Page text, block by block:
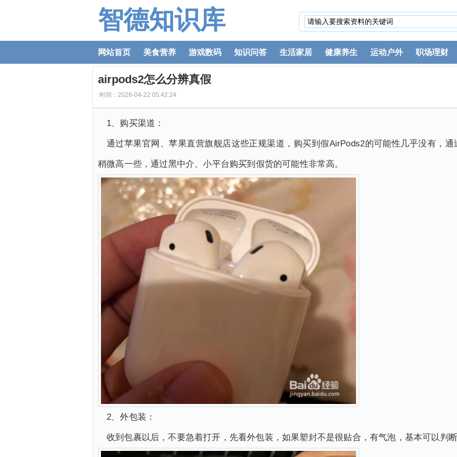
智德知识库
网站首页 美食营养 游戏数码 知识问答 生活家居 健康养生 运动户外 职场理财
airpods2怎么分辨真假
时间：2026-04-22 05:42:24
1、购买渠道：
通过苹果官网、苹果直营旗舰店这些正规渠道，购买到假AirPods2的可能性几乎没有，
稍微高一些，通过黑中介、小平台购买到假货的可能性非常高。
2、外包装：
收到包裹以后，不要急着打开，先看外包装，如果塑封不是很贴合，有气泡，基本可以判断